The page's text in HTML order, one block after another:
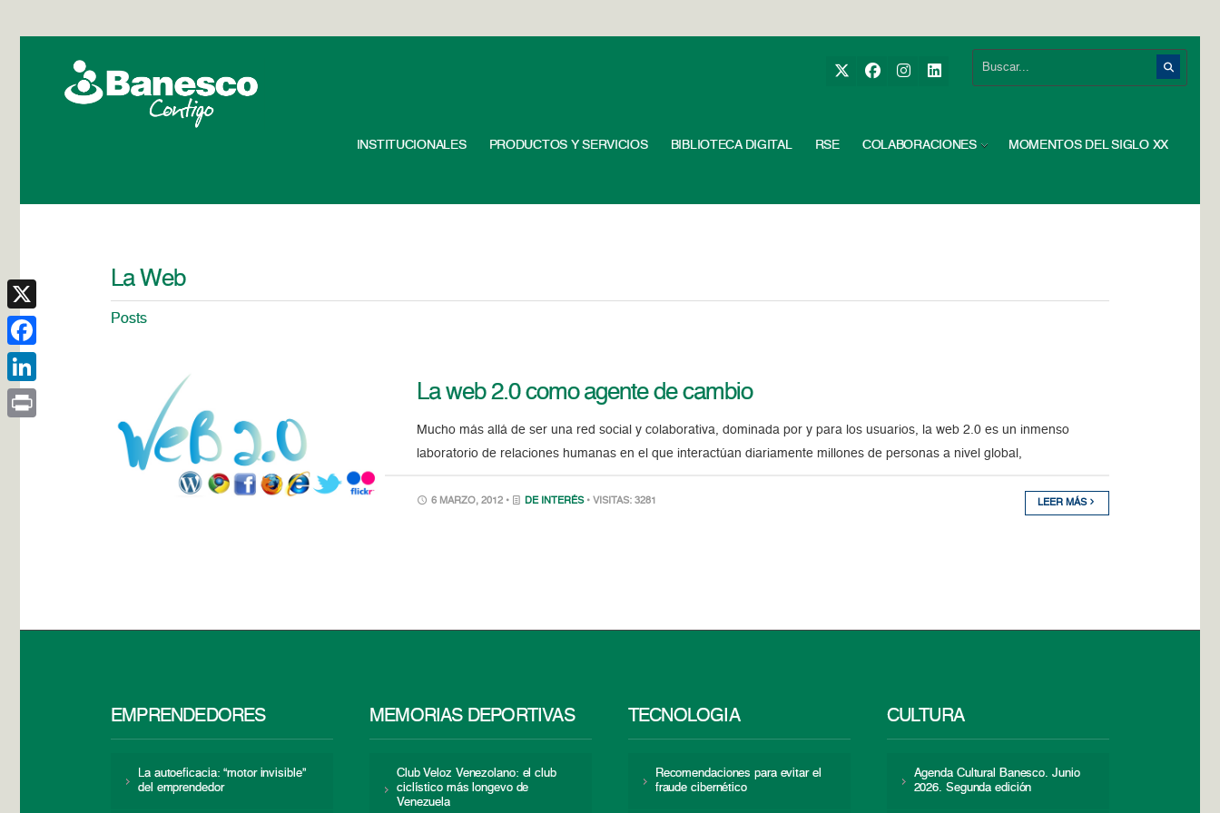
INSTITUCIONALES PRODUCTOS Y SERVICIOS BIBLIOTECA DIGITAL RSE COLABORACIONES MOMENTOS DEL SIGLO XX
La Web
Posts
La web 2.0 como agente de cambio
Mucho más allá de ser una red social y colaborativa, dominada por y para los usuarios, la web 2.0 es un inmenso
laboratorio de relaciones humanas en el que interactúan diariamente millones de personas a nivel global,
6 MARZO, 2012 • DE INTERÉS • VISITAS: 3281 LEER MÁS
EMPRENDEDORES
La autoeficacia: “motor invisible”
del emprendedor
MEMORIAS DEPORTIVAS
Club Veloz Venezolano: el club
ciclístico más longevo de
Venezuela
TECNOLOGÍA
Recomendaciones para evitar el
fraude cibernético
CULTURA
Agenda Cultural Banesco. Junio
2026. Segunda edición
X
Facebook
LinkedIn